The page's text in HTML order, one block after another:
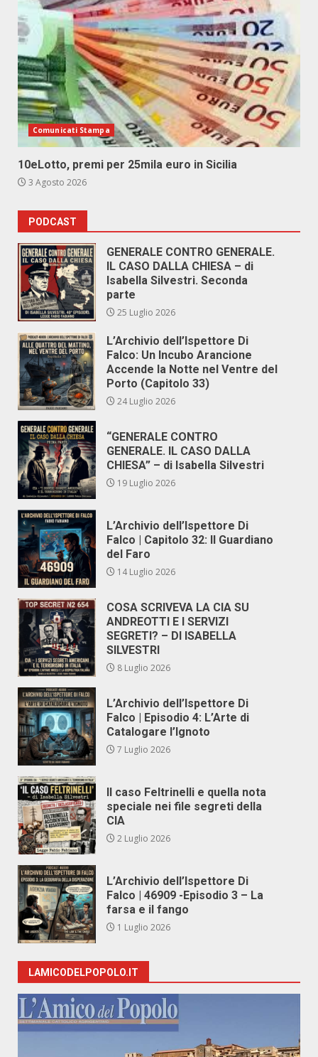
Comunicati Stampa
10eLotto, premi per 25mila euro in Sicilia
3 Agosto 2026
PODCAST
GENERALE CONTRO GENERALE.
IL CASO DALLA CHIESA – di
Isabella Silvestri. Seconda
parte
25 Luglio 2026
L’Archivio dell’Ispettore Di
Falco: Un Incubo Arancione
Accende la Notte nel Ventre del
Porto (Capitolo 33)
24 Luglio 2026
“GENERALE CONTRO
GENERALE. IL CASO DALLA
CHIESA” – di Isabella Silvestri
19 Luglio 2026
L’Archivio dell’Ispettore Di
Falco | Capitolo 32: Il Guardiano
del Faro
14 Luglio 2026
COSA SCRIVEVA LA CIA SU
ANDREOTTI E I SERVIZI
SEGRETI? – DI ISABELLA
SILVESTRI
8 Luglio 2026
L’Archivio dell’Ispettore Di
Falco | Episodio 4: L’Arte di
Catalogare l’Ignoto
7 Luglio 2026
Il caso Feltrinelli e quella nota
speciale nei file segreti della
CIA
2 Luglio 2026
L’Archivio dell’Ispettore Di
Falco | 46909 -Episodio 3 – La
farsa e il fango
1 Luglio 2026
LAMICODELPOPOLO.IT